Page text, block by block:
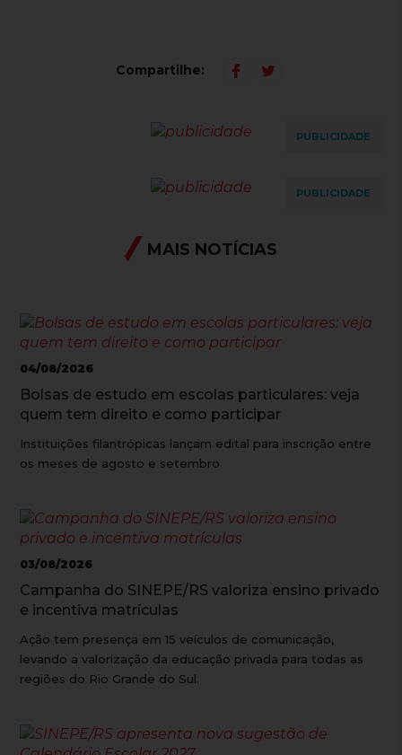
Compartilhe:
PUBLICIDADE
PUBLICIDADE
MAIS NOTÍCIAS
04/08/2026
Bolsas de estudo em escolas particulares: veja
quem tem direito e como participar
Instituições filantrópicas lançam edital para inscrição entre
os meses de agosto e setembro
03/08/2026
Campanha do SINEPE/RS valoriza ensino privado
e incentiva matrículas
Ação tem presença em 15 veículos de comunicação,
levando a valorização da educação privada para todas as
regiões do Rio Grande do Sul.